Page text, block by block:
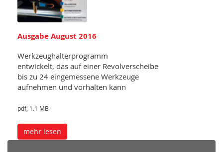
Ausgabe August 2016
Werkzeughalterprogramm
entwickelt, das auf einer Revolverscheibe
bis zu 24 eingemessene Werkzeuge
aufnehmen und vorhalten kann
pdf, 1.1 MB
mehr lesen